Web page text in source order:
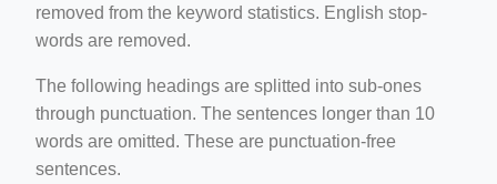
removed from the keyword statistics. English stop-
words are removed.
The following headings are splitted into sub-ones
through punctuation. The sentences longer than 10
words are omitted. These are punctuation-free
sentences.